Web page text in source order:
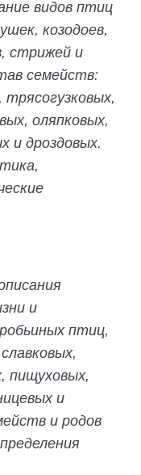
видов птиц
козодоев,
стрижей и
семейств:
оляпковых,
и дроздовых.
и
птиц,
пищуховых,
и
и родов